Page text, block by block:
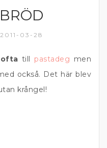
2011-03-28
ofta till pastadeg men
också. Det här blev
krångel!